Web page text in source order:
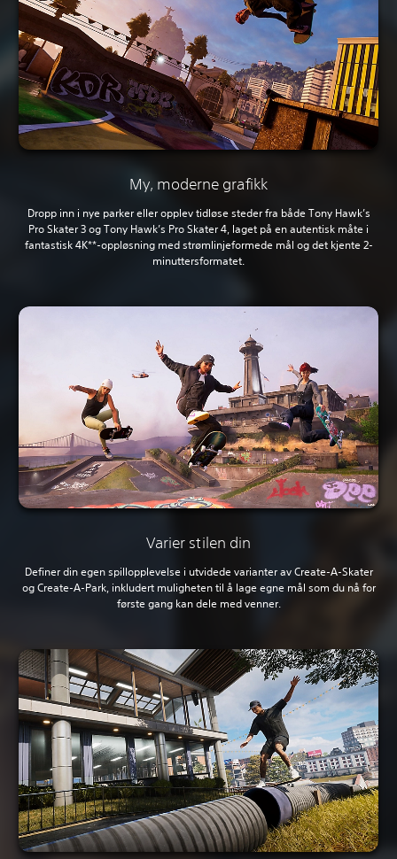
My, moderne grafikk
Dropp inn i nye parker eller opplev tidløse steder fra både Tony Hawk’s
Pro Skater 3 og Tony Hawk’s Pro Skater 4, laget på en autentisk måte i
fantastisk 4K**-oppløsning med strømlinjeformede mål og det kjente 2-
minuttersformatet.
Varier stilen din
Definer din egen spillopplevelse i utvidede varianter av Create-A-Skater
og Create-A-Park, inkludert muligheten til å lage egne mål som du nå for
første gang kan dele med venner.